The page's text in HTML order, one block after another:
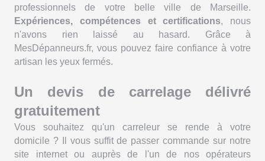
professionnels de votre belle ville de Marseille.
Expériences, compétences et certifications, nous
n'avons rien laissé au hasard. Grâce à
MesDépanneurs.fr, vous pouvez faire confiance à votre
artisan les yeux fermés.
Un devis de carrelage délivré
gratuitement
Vous souhaitez qu'un carreleur se rende à votre
domicile ? Il vous suffit de passer commande sur notre
site internet ou auprès de l'un de nos opérateurs